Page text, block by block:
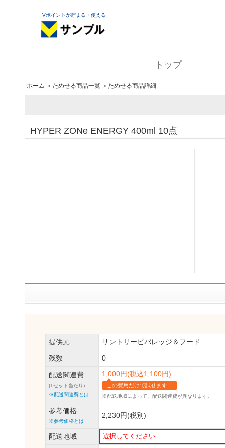
Vポイントが貯まる・使える
トップ
ホーム ＞ためせる商品一覧 ＞ためせる商品詳細
HYPER ZONe ENERGY 400ml 10点
提供元
サントリービバレッジ＆フード
残数
0
配送関連費
(1セット当たり)
※配送関連費とは
1,000円(税込1,100円)
この費用だけで試せます！
※配送地域によって、 配送関連費が異なります。
参考価格
※参考価格とは
2,230円(税別)
配送地域